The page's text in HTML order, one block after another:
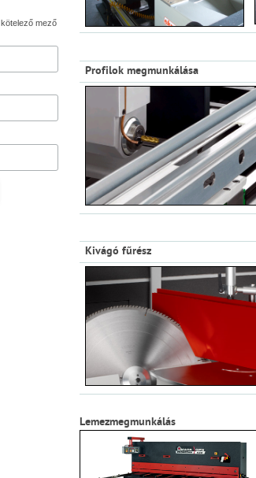
Profilok megmunkálása
Kivágó fűrész
Lemezmegmunkálás
kötelező mező